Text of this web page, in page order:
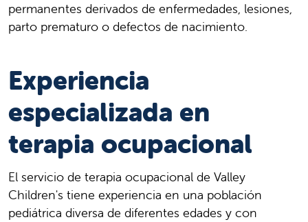
permanentes derivados de enfermedades, lesiones,
parto prematuro o defectos de nacimiento.
Experiencia
especializada en
terapia ocupacional
El servicio de terapia ocupacional de Valley
Children's tiene experiencia en una población
pediátrica diversa de diferentes edades y con